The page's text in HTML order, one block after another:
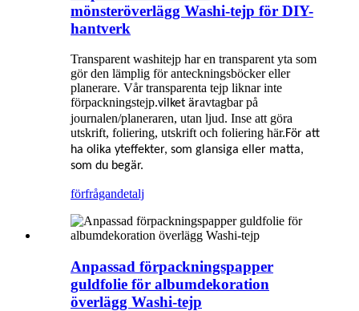
mönsteröverlägg Washi-tejp för DIY-
hantverk
Transparent washitejp har en transparent yta som
gör den lämplig för anteckningsböcker eller
planerare. Vår transparenta tejp liknar inte
förpackningstejp.vilket äravtagbar på
journalen/planeraren, utan ljud. Inse att göra
utskrift, foliering, utskrift och foliering här.För att
ha olika yteffekter, som glansiga eller matta,
som du begär.
förfrågandetalj
Anpassad förpackningspapper
guldfolie för albumdekoration
överlägg Washi-tejp